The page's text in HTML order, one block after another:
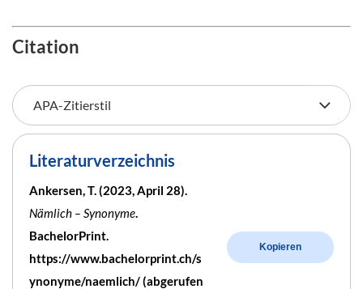
Citation
Literaturverzeichnis
Ankersen, T. (2023, April 28).
Nämlich – Synonyme.
BachelorPrint.
https://www.bachelorprint.ch/s
ynonyme/naemlich/ (abgerufen
Kopieren